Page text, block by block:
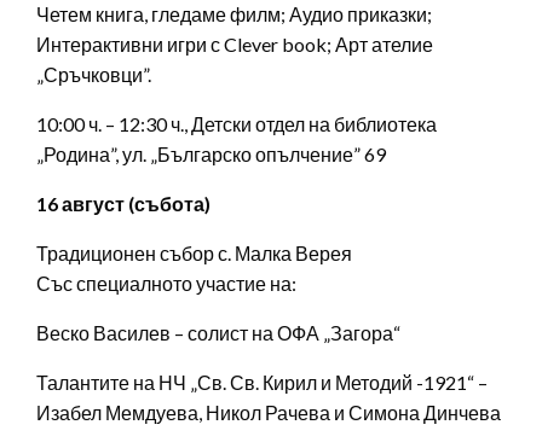
Четем книга, гледаме филм; Аудио приказки;
Интерактивни игри с Clever book; Арт ателие
„Сръчковци”.
10:00 ч. – 12:30 ч., Детски отдел на библиотека
„Родина”, ул. „Българско опълчение” 69
16 август (събота)
Традиционен събор с. Малка Верея
Със специалното участие на:
Веско Василев – солист на ОФА „Загора“
Талантите на НЧ „Св. Св. Кирил и Методий -1921“ –
Изабел Мемдуева, Никол Рачева и Симона Динчева